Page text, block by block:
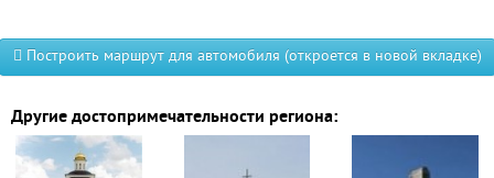
Построить маршрут для автомобиля (откроется в новой вкладке)
Другие достопримечательности региона: